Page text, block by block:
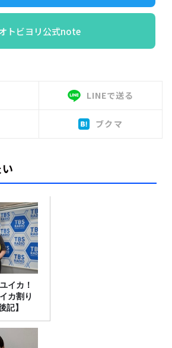
トビヨリ公式note
LINEで送る
ブクマ
イカ！
カ割り
記】